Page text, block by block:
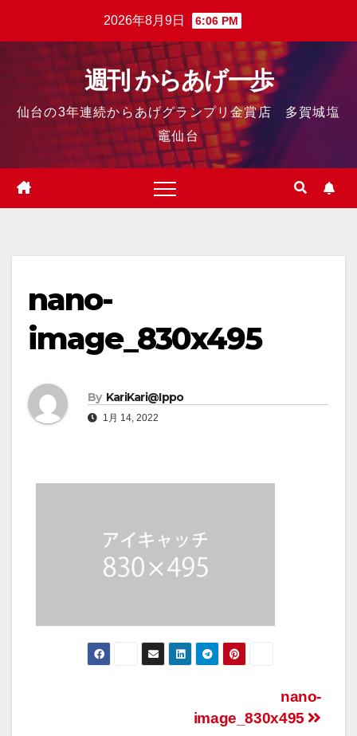
2026年8月9日 6:06 PM
週刊 からあげ一歩
仙台の3年連続からあげグランプリ金賞店 多賀城塩
竈仙台
nano-
image_830x495
By KariKari@Ippo
1月 14, 2022
nano-
image_830x495